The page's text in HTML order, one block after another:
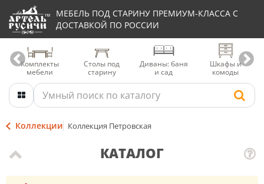
МЕБЕЛЬ ПОД СТАРИНУ ПРЕМИУМ-КЛАССА С
ДОСТАВКОЙ ПО РОССИИ
Комплекты
мебели
Столы под
старину
Диваны: баня
и сад
Шкафы и
комоды
Коллекции Коллекция Петровская
КАТАЛОГ